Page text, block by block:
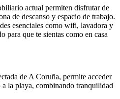
actual permiten disfrutar de
de descanso y espacio de trabajo.
esenciales como wifi, lavadora y
para que te sientas como en casa
de A Coruña, permite acceder
la playa, combinando tranquilidad